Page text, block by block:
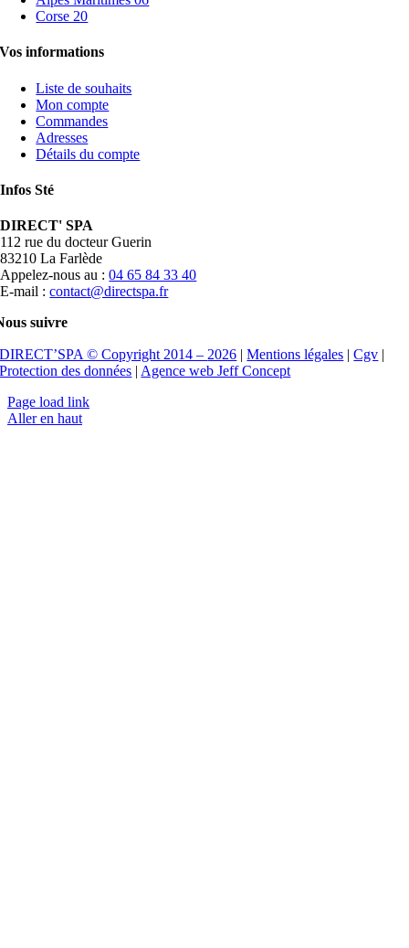
Corse 20
Vos informations
Liste de souhaits
Mon compte
Commandes
Adresses
Détails du compte
Infos Sté
DIRECT' SPA
112 rue du docteur Guerin
83210 La Farlède
Appelez-nous au :04 65 84 33 40
E-mail :contact@directspa.fr
suivre
DIRECT’SPA © Copyright 2014 – 2026 |Mentions légales |Cgv |
Protection des données | Agence web Jeff Concept
Page load link
Aller en haut